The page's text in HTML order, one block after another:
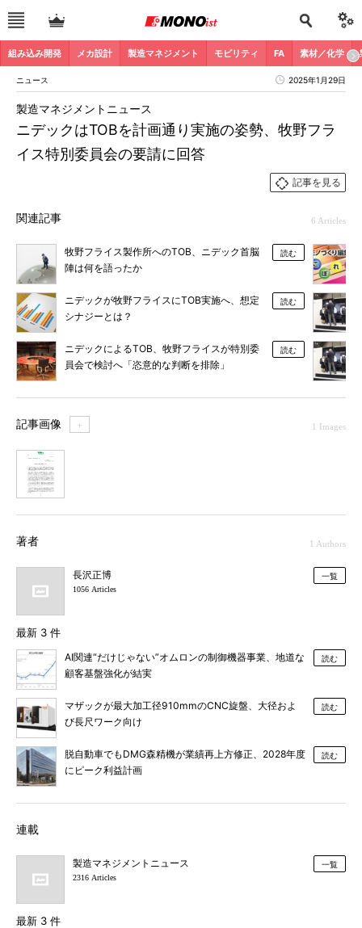
組み込み開発 メカ設計 製造マネジメント モビリティ FA 素材／化学
ニュース 2025年1月29日
ニデックはTOBを計画通り実施の姿勢、牧野フラ
イス特別委員会の要請に回答
製造マネジメントニュース
記事を見る
関連記事 6 Articles
牧野フライス製作所へのTOB、ニデック首脳
陣は何を語ったか
読む
ニデックが牧野フライスにTOB実施へ、想定
シナジーとは？
読む
ニデックによるTOB、牧野フライスが特別委
員会で検討へ「恣意的な判断を排除」
読む
記事画像 ＋ 1 Images
著者 1 Authors
長沢正博
1056 Articles
一覧
最新 3 件
AI関連“だけじゃない”オムロンの制御機器事業、地道な
顧客基盤強化が結実
読む
マザックが最大加工径910mmのCNC旋盤、大径およ
び長尺ワーク向け
読む
脱自動車でもDMG森精機が業績再上方修正、2028年度
にピーク利益計画
読む
連載
製造マネジメントニュース
2316 Articles
一覧
最新 3 件